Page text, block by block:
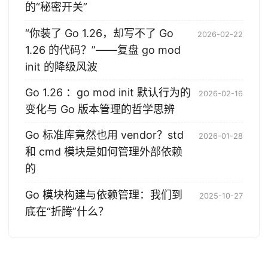
的“秘密开关”
“你装了 Go 1.26，却写不了 Go
1.26 的代码？”——复盘 go mod
init 的降级风波
2026-02-22
Go 1.26 ：go mod init 默认行为的
变化与 Go 版本管理的哲学思辨
2026-02-16
Go 标准库竟然也用 vendor？std
和 cmd 模块是如何管理外部依赖
的
2026-01-28
Go 模块构建与依赖管理：我们到
底在“折腾”什么？
2025-10-27